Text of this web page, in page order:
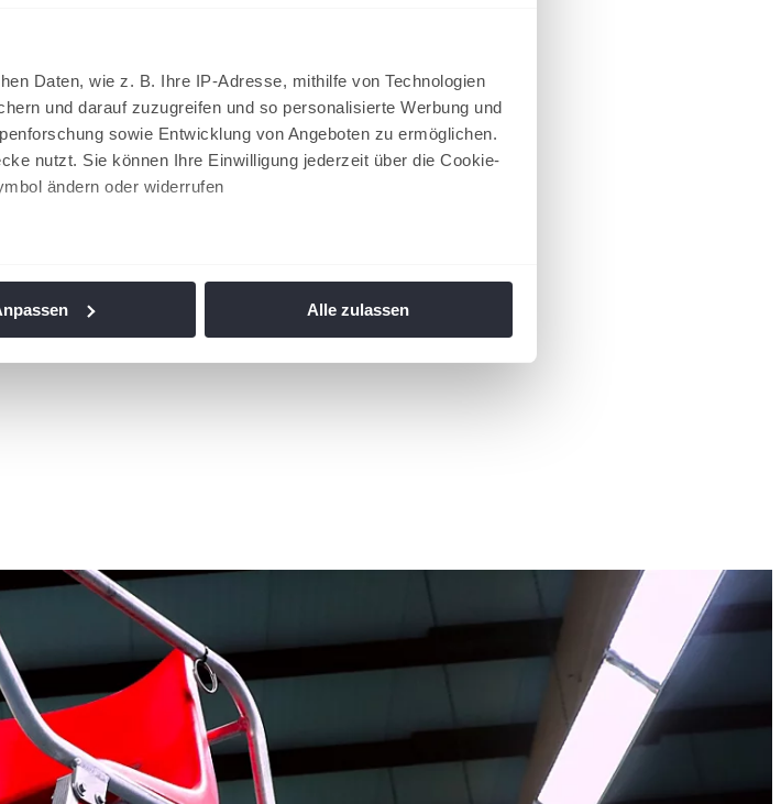
Daten, wie z. B. Ihre IP-Adresse, mithilfe von Technologien
und darauf zuzugreifen und so personalisierte Werbung und
sowie Entwicklung von Angeboten zu ermöglichen.
nutzt. Sie können Ihre Einwilligung jederzeit über die Cookie-
ändern oder widerrufen
Funktionen für soziale Medien anbieten zu können
Alle zulassen